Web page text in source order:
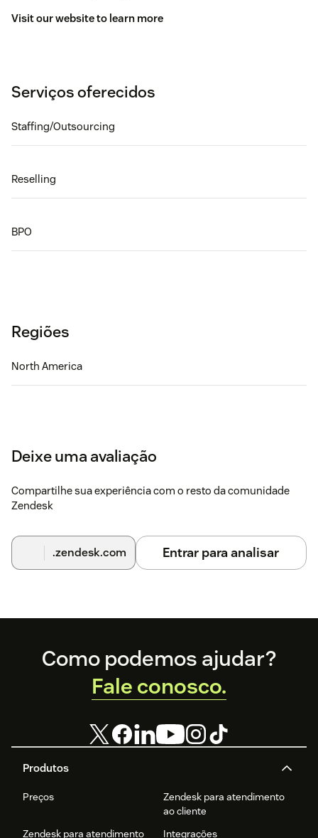
Visit ourwebsiteto learn more
Serviços oferecidos
Staffing/Outsourcing
Reselling
BPO
Regiões
North America
Deixe uma avaliação
Compartilhe sua experiência com o resto da comunidade
Zendesk
.zendesk.com Entrar para analisar
Footer
Produtos
Preços
Zendesk para atendimento
ao cliente
Zendesk para atendimento
Integrações
Como podemos ajudar?
Fale conosco.